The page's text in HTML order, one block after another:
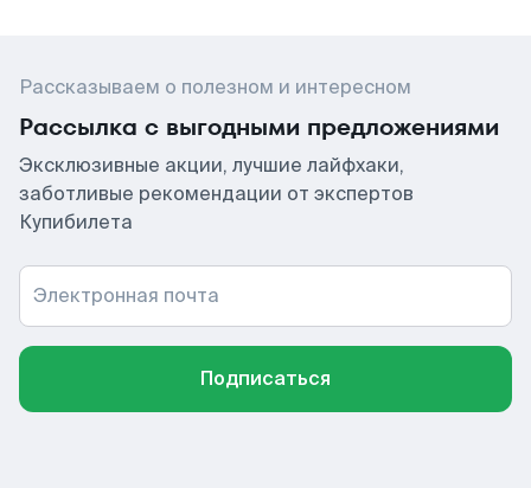
Рассказываем о полезном и интересном
Рассылка с выгодными предложениями
Эксклюзивные акции, лучшие лайфхаки,
заботливые рекомендации от экспертов
Купибилета
Электронная почта
Подписаться